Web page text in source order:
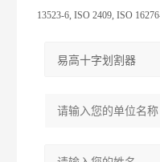
13523-6, ISO 2409, ISO